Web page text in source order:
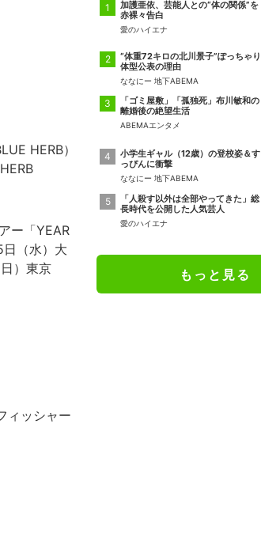
HERB）
ー「YEAR
（水）大
）東京
ィッシャー
加護亜依、芸能人との“体の関係”を
赤裸々告白
愛のハイエナ
“体重72キロの北川景子”ぽっちゃり
体型公表の理由
ななにー 地下ABEMA
「ゴミ屋敷」「孤独死」布川敏和の
離婚後の絶望生活
ABEMAエンタメ
小学生ギャル（12歳）の登校姿＆す
っぴんに衝撃
ななにー 地下ABEMA
「人殺す以外は全部やってきた」総
長時代を公開した人気芸人
愛のハイエナ
もっと見る